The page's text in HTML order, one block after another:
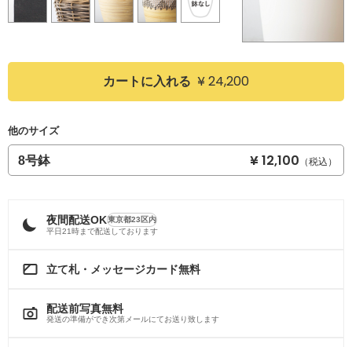
カートに入れる ¥ 24,200
他のサイズ
8号鉢 ¥ 12,100 （税込）
夜間配送OK東京都23区内
平日21時まで配送しております
立て札・メッセージカード無料
配送前写真無料
発送の準備ができ次第メールにてお送り致します